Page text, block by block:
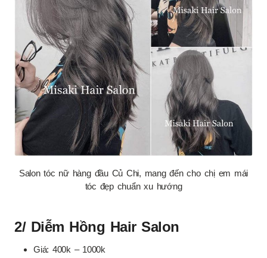
Salon tóc nữ hàng đầu Củ Chi, mang đến cho chị em mái
tóc đẹp chuẩn xu hướng
2/ Diễm Hồng Hair Salon
Giá: 400k – 1000k